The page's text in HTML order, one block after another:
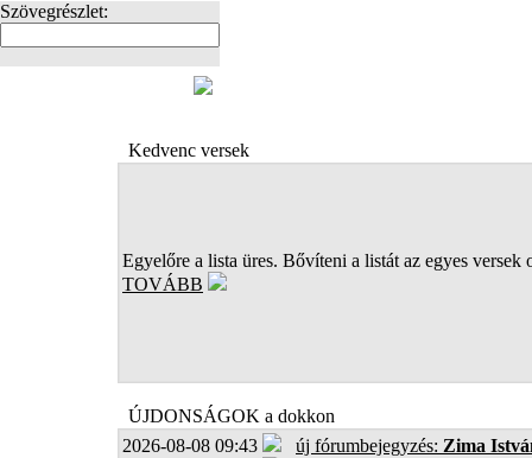
Szövegrészlet:
Kedvenc versek
Egyelőre a lista üres. Bővíteni a listát az egyes versek
TOVÁBB
ÚJDONSÁGOK a dokkon
2026-08-08 09:43
új fórumbejegyzés: Zima